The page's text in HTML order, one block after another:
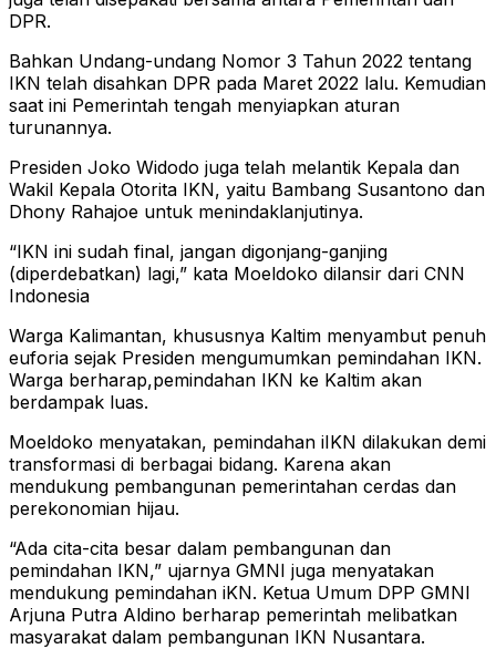
DPR.
Bahkan Undang-undang Nomor 3 Tahun 2022 tentang
IKN telah disahkan DPR pada Maret 2022 lalu. Kemudian
saat ini Pemerintah tengah menyiapkan aturan
turunannya.
Presiden Joko Widodo juga telah melantik Kepala dan
Wakil Kepala Otorita IKN, yaitu Bambang Susantono dan
Dhony Rahajoe untuk menindaklanjutinya.
“IKN ini sudah final, jangan digonjang-ganjing
(diperdebatkan) lagi,” kata Moeldoko dilansir dari CNN
Indonesia
Warga Kalimantan, khususnya Kaltim menyambut penuh
euforia sejak Presiden mengumumkan pemindahan IKN.
Warga berharap,pemindahan IKN ke Kaltim akan
berdampak luas.
Moeldoko menyatakan, pemindahan iIKN dilakukan demi
transformasi di berbagai bidang. Karena akan
mendukung pembangunan pemerintahan cerdas dan
perekonomian hijau.
“Ada cita-cita besar dalam pembangunan dan
pemindahan IKN,” ujarnya GMNI juga menyatakan
mendukung pemindahan iKN. Ketua Umum DPP GMNI
Arjuna Putra Aldino berharap pemerintah melibatkan
masyarakat dalam pembangunan IKN Nusantara.